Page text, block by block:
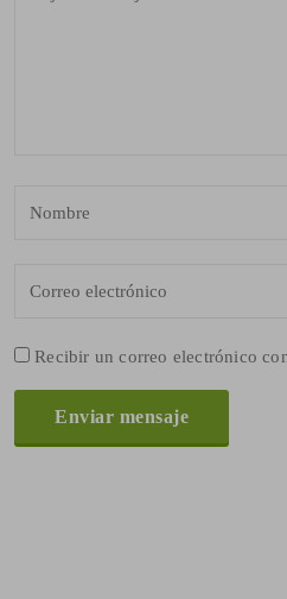
Recibir un correo electrónico